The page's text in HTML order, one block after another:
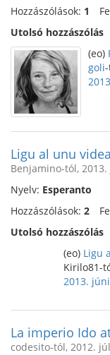
Hozzászólások: 1
Utolsó hozzászólás
(eo)
goli
Ligu al unu
Benjamino-tól,
Nyelv: Esperanto
Hozzászólások: 2
Utolsó hozzászólás
(eo) Ligu
Kirilo81-
2013.
La imperio Ido
codesito-tól, 2012.